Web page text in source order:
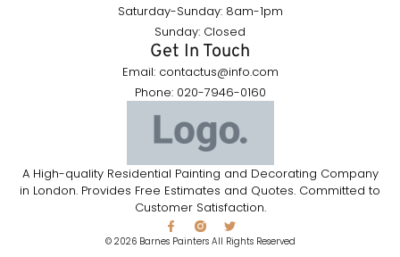
A High-quality Residential Painting and Decorating Company
in London. Provides Free Estimates and Quotes. Committed to
Customer Satisfaction.
© 2026 Barnes Painters All Rights Reserved
Saturday-Sunday: 8am-1pm
Sunday: Closed
Get In Touch
Email: contactus@info.com
Phone: 020-7946-0160